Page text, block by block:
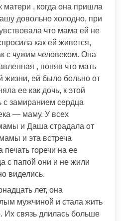
, когда она пришла
довольно холодно, при
что мама ей не
как ей живется,
с чужим человеком. Она
, поняв что мать
жизни, ей было больно от
ее как дочь, к этой
с замиранием сердца
— маму. У всех
и Даша страдала от
и эта встреча
печать горечи на ее
с папой они и не жили
виделись.
лет, она
мужчиной и стала жить
Их связь длилась больше